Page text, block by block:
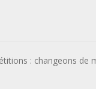
: changeons de